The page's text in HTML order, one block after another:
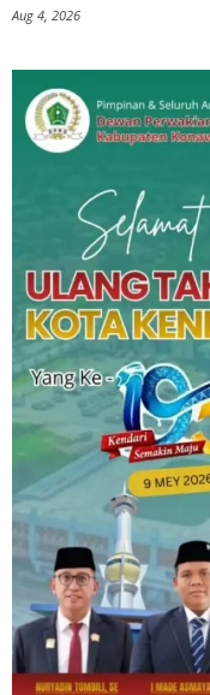
Aug 4, 2026